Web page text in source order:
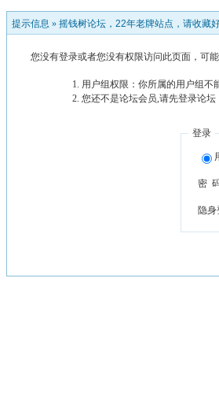
提示信息 » 摇钱树论坛，22年老牌站点，请收藏
您没有登录或者您没有权限访问此页面，可
用户组权限：你所属的用户组不
您还不是论坛会员,请先登录论坛
登录
密
隐身